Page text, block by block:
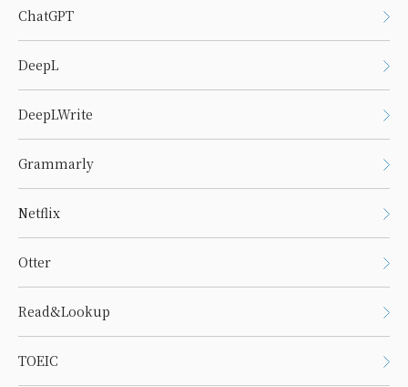
ChatGPT
DeepL
DeepLWrite
Grammarly
Netflix
Otter
Read&Lookup
TOEIC